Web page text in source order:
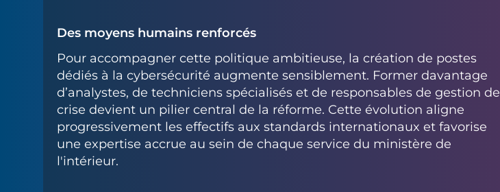
Des moyens humains renforcés
Pour accompagner cette politique ambitieuse, la création de postes
dédiés à la cybersécurité augmente sensiblement. Former davantage
d’analystes, de techniciens spécialisés et de responsables de gestion de
crise devient un pilier central de la réforme. Cette évolution aligne
progressivement les effectifs aux standards internationaux et favorise
une expertise accrue au sein de chaque service du ministère de
l'intérieur.